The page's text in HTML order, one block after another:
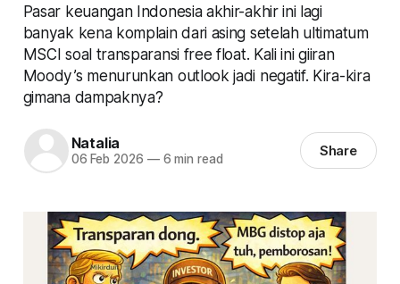
Pasar keuangan Indonesia akhir-akhir ini lagi
banyak kena komplain dari asing setelah ultimatum
MSCI soal transparansi free float. Kali ini giiran
Moody’s menurunkan outlook jadi negatif. Kira-kira
gimana dampaknya?
Natalia
06 Feb 2026 —6 min read Share